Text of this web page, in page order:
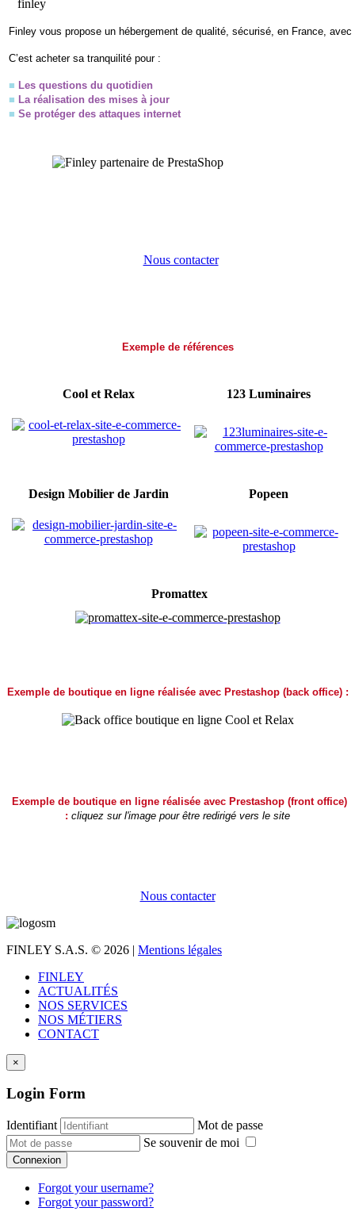
Finley vous propose un hébergement de qualité, sécurisé, en France,
C’est acheter sa tranquilité pour :
■ Les questions du quotidien
■ La réalisation des mises à jour
■ Se protéger des attaques internet
Nous contacter
Exemple de références
Cool et Relax 123 Luminaires
Design Mobilier de Jardin Popeen
Promattex
Exemple de boutique en ligne réalisée avec Prestashop (back office) :
Exemple de boutique en ligne réalisée avec Prestashop (front office)
: cliquez sur l'image pour être redirigé vers le site
Nous contacter
FINLEY S.A.S. © 2026 | Mentions légales
FINLEY
ACTUALITÉS
NOS SERVICES
NOS MÉTIERS
CONTACT
×
Login Form
Identifiant
Mot de passe
Se souvenir de moi
Connexion
Forgot your username?
Forgot your password?